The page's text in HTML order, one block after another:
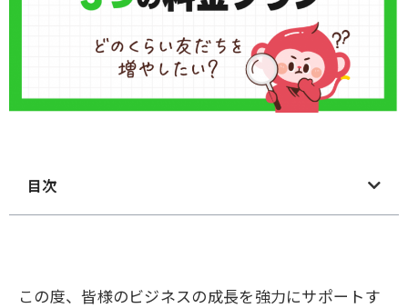
目次
この度、皆様のビジネスの成長を強力にサポートす